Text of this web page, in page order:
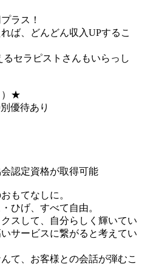
ラス！
ば、どんどん収入UPするこ
セラピストさんもいらっし
）★
優待あり
認定資格が取得可能
もてなしに。
ひげ、すべて自由。
スして、自分らしく輝いてい
サービスに繋がると考えてい
て、お客様との会話が弾むこ